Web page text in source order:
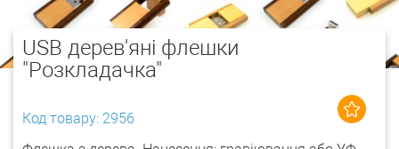
USB дерев'яні флешки
"Розкладачка"
Код товару: 2956